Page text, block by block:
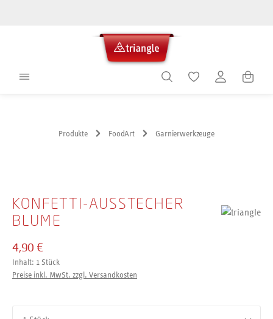
Produkte FoodArt Garnierwerkzeuge
KONFETTI-AUSSTECHER
BLUME
4,90 €
Inhalt: 1 Stück
Preise inkl. MwSt. zzgl. Versandkosten